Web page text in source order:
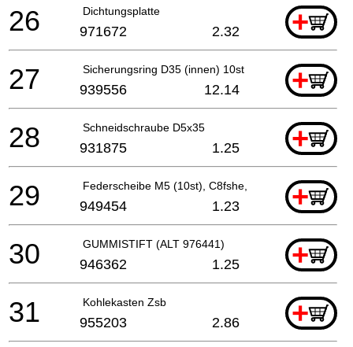
Dichtungsplatte +
26 971672 2.32
Sicherungsring D35 (innen) 10st +
27 939556 12.14
Schneidschraube D5x35 +
28 931875 1.25
Federscheibe M5 (10st), C8fshe, C8fse +
29 949454 1.23
GUMMISTIFT (ALT 976441) +
30 946362 1.25
Kohlekasten Zsb +
31 955203 2.86